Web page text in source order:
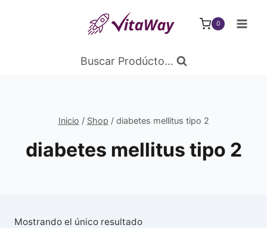
0
Buscar Prodúcto...
Inicio / Shop / diabetes mellitus tipo 2
diabetes mellitus tipo 2
Mostrando el único resultado